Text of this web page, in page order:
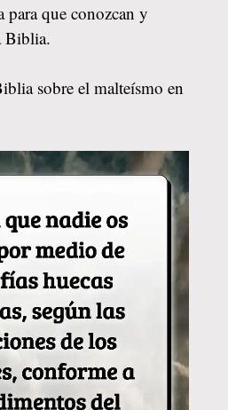
que conozcan y
Biblia.
sobre el malteísmo en